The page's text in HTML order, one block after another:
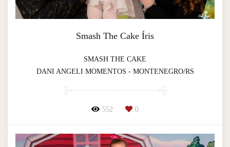
Smash The Cake Íris
SMASH THE CAKE
DANI ANGELI MOMENTOS - MONTENEGRO/RS
552 0